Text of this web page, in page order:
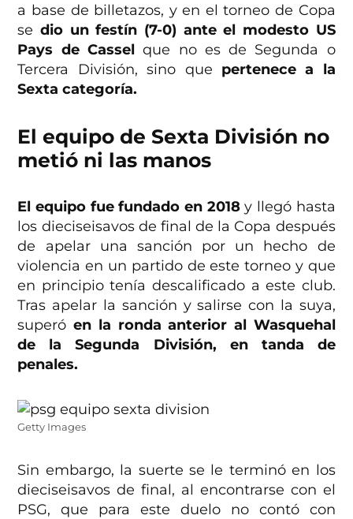
a base de billetazos, y en el torneo de Copa
sedio un festín (7-0) ante el modesto US
Pays de Casselque no es de Segunda o
Tercera División, sino que pertenece a la
Sexta categoría.
El equipo de Sexta División no
metió ni las manos
El equipo fue fundado en 2018y llegó hasta
los dieciseisavos de final de la Copa después
de apelar una sanción por un hecho de
violencia en un partido de este torneo y que
en principio tenía descalificado a este club.
Tras apelar la sanción y salirse con la suya,
superóen la ronda anterior al Wasquehal
de la Segunda División, en tanda de
penales.
Getty Images
Sin embargo, la suerte se le terminó en los
dieciseisavos de final, al encontrarse con el
PSG, que para este duelo no contó con